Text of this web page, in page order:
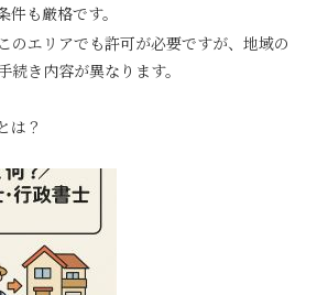
件も厳格です。
のエリアでも許可が必要ですが、地域の
続き内容が異なります。
は？